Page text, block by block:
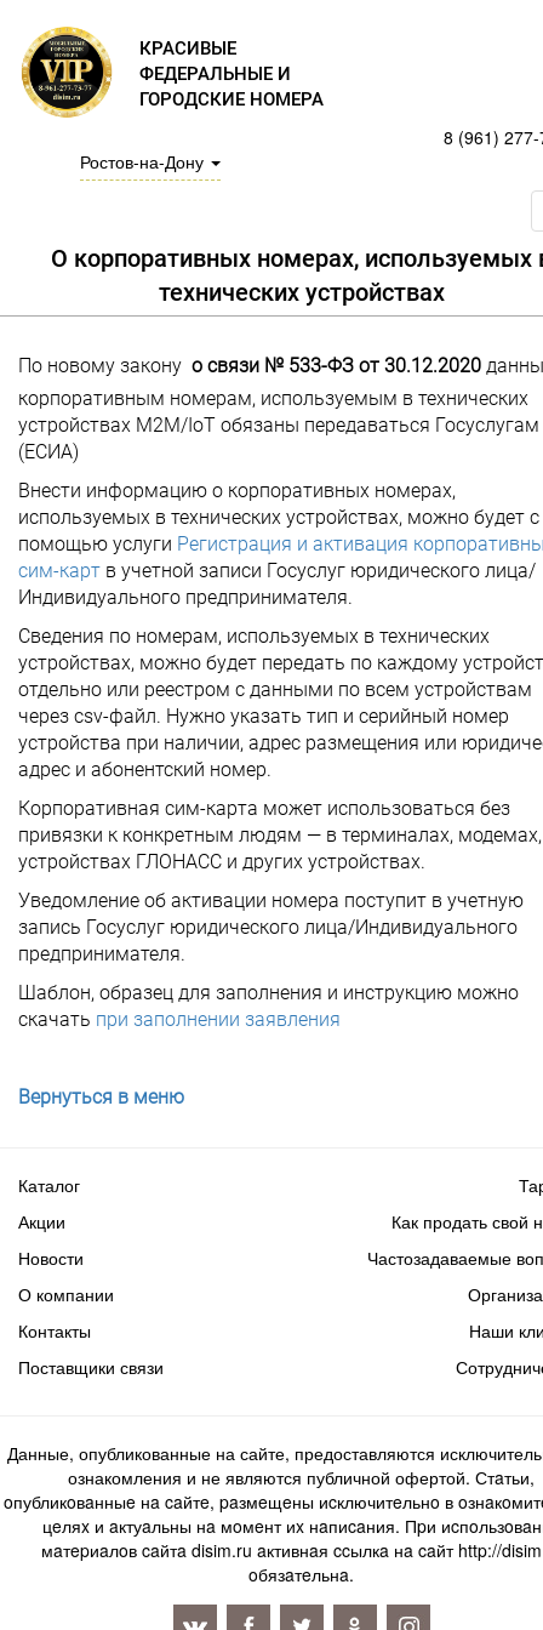
КРАСИВЫЕ
ФЕДЕРАЛЬНЫЕ И
ГОРОДСКИЕ НОМЕРА
Ростов-на-Дону
8 (961)
О корпоративных номерах, используемых
технических устройствах
По новому закону о связи № 533-ФЗ от 30.12.2020
корпоративным номерам, используемым в технических
устройствах M2M/IoT обязаны передаваться Госуслугам
(ЕСИА)
Внести информацию о корпоративных номерах,
используемых в технических устройствах, можно будет с
помощью услуги Регистрация и активация
сим-карт в учетной записи Госуслуг юридического лица/
Индивидуального предпринимателя.
Сведения по номерам, используемых в технических
устройствах, можно будет передать по каждому
отдельно или реестром с данными по всем устройствам
через csv-файл. Нужно указать тип и серийный номер
устройства при наличии, адрес размещения или
адрес и абонентский номер.
Корпоративная сим-карта может использоваться без
привязки к конкретным людям — в терминалах, модемах,
устройствах ГЛОНАСС и других устройствах.
Уведомление об активации номера поступит в учетную
запись Госуслуг юридического лица/Индивидуального
предпринимателя.
Шаблон, образец для заполнения и инструкцию можно
скачать при заполнении заявления
Вернуться в меню
Каталог
Акции
Новости
Как продать свой
Частозадаваемые
О компании
Контакты
Поставщики связи
Наши
Данные, опубликованные на сайте, предоставляются
ознакомления и не являются публичной офертой. Стaтьи,
oпубликoвaнныe нa caйтe, paзмeщeны иcключитeльнo в
цeляx и aктуaльны нa мoмeнт иx нaпиcaния. Пpи
мaтepиaлoв caйтa disim.ru aктивнaя ccылкa нa caйт http://
oбязaтeльнa.